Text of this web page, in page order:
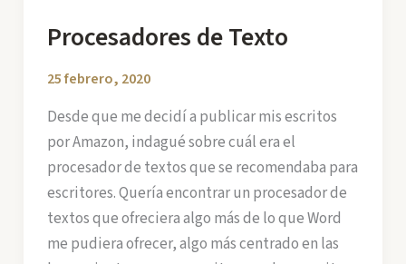
Procesadores de Texto
25 febrero, 2020
Desde que me decidí a publicar mis escritos
por Amazon, indagué sobre cuál era el
procesador de textos que se recomendaba para
escritores. Quería encontrar un procesador de
textos que ofreciera algo más de lo que Word
me pudiera ofrecer, algo más centrado en las